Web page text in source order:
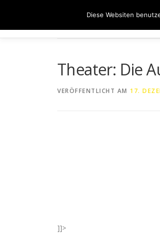
springen
Theater: Die
VERÖFFENTLICHT AM 17.
]]>
Diese Websiten